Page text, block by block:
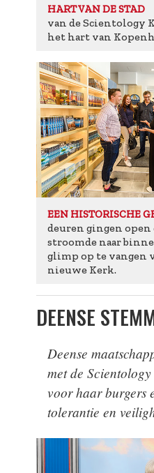
HART VAN DE STAD
van de Scientology
het hart van
EEN HISTORISCHE
deuren gingen
stroomde naar
glimp op te vangen
nieuwe Kerk.
DEENSE
Deense
met de
voor haar burgers
tolerantie en